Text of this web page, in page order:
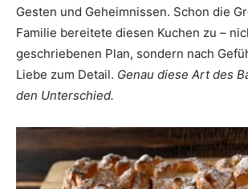
Gesten und Geheimnissen. Schon die
Familie bereitete diesen Kuchen zu –
geschriebenen Plan, sondern nach
Liebe zum Detail. Genau diese Art des
den Unterschied.